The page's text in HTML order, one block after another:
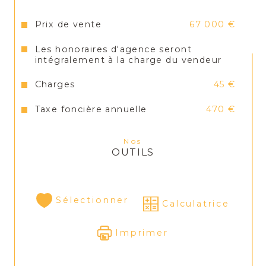
Prix de vente 67 000 €
Les honoraires d'agence seront
intégralement à la charge du vendeur
Charges 45 €
Taxe foncière annuelle 470 €
Nos
OUTILS
Sélectionner Calculatrice
Imprimer